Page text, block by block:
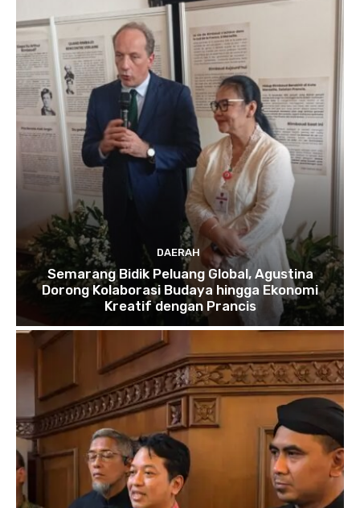
DAERAH
Semarang Bidik Peluang Global, Agustina
Dorong Kolaborasi Budaya hingga Ekonomi
Kreatif dengan Prancis